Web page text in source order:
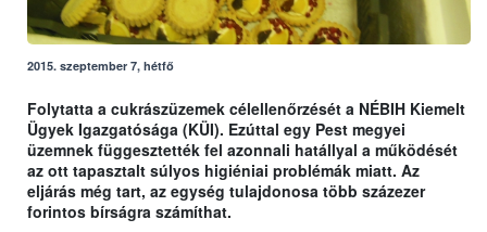
2015. szeptember 7, hétfő
Folytatta a cukrászüzemek célellenőrzését a NÉBIH Kiemelt
Ügyek Igazgatósága (KÜI). Ezúttal egy Pest megyei
üzemnek függesztették fel azonnali hatállyal a működését
az ott tapasztalt súlyos higiéniai problémák miatt. Az
eljárás még tart, az egység tulajdonosa több százezer
forintos bírságra számíthat.